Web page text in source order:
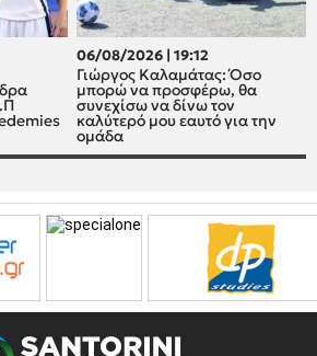
06/08/2026 | 19:12
Γιώργος Καλαμάτας: Όσο
μπορώ να προσφέρω, θα
συνεχίσω να δίνω τον
καλύτερό μου εαυτό για την
ομάδα